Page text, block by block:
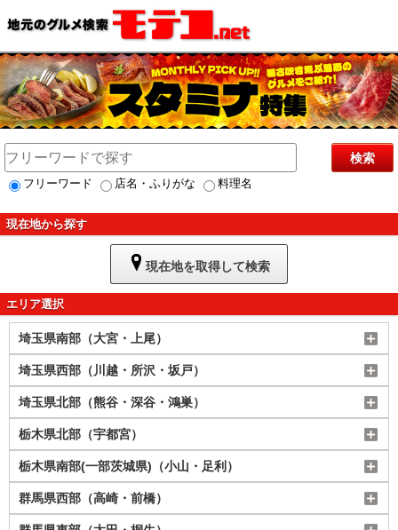
検索
フリーワード 店名・ふりがな 料理名
現在地から探す
現在地を取得して検索
エリア選択
埼玉県南部（大宮・上尾）
埼玉県西部（川越・所沢・坂戸）
埼玉県北部（熊谷・深谷・鴻巣）
栃木県北部（宇都宮）
栃木県南部(一部茨城県)（小山・足利）
群馬県西部（高崎・前橋）